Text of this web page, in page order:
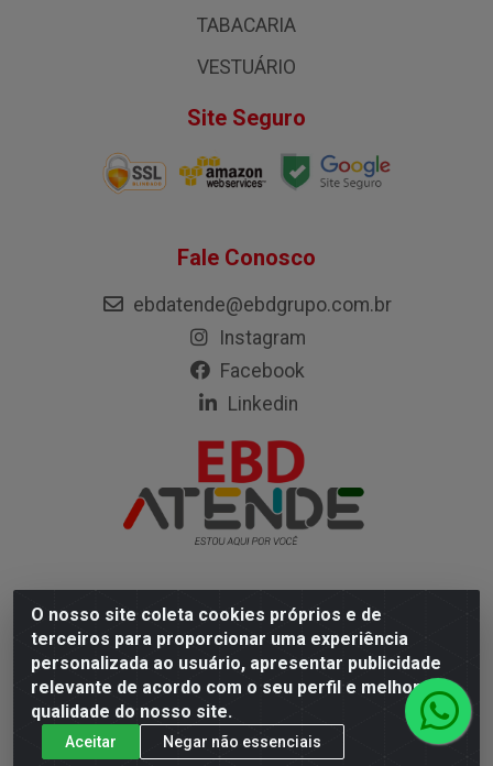
O nosso site coleta cookies próprios e de
terceiros para proporcionar uma experiência
personalizada ao usuário, apresentar publicidade
relevante de acordo com o seu perfil e melhorar a
qualidade do nosso site.
Aceitar Negar não essenciais
TABACARIA
VESTUÁRIO
Site Seguro
Fale Conosco
ebdatende@ebdgrupo.com.br
Instagram
Facebook
Linkedin
Empresa Brasileira de Distribuição LTDA - Rodovia Mário
Covas, 472 - Coqueiro, Ananindeua/PA - CEP 67113-330
- CNPJ 05.402.904/0001-67